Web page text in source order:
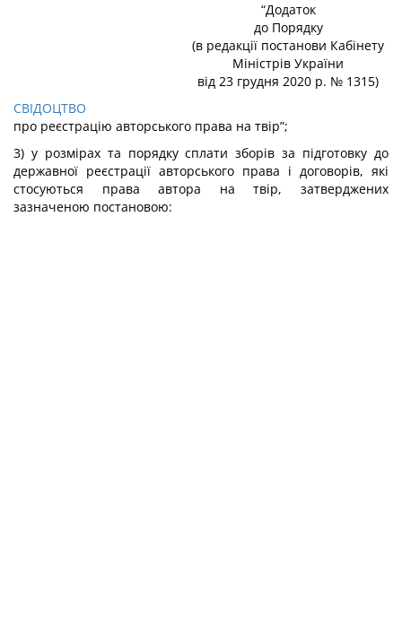
“Додаток
до Порядку
(в редакції постанови Кабінету
Міністрів України
від 23 грудня 2020 р. № 1315)
СВІДОЦТВО
про реєстрацію авторського права на твір”;
3) у розмірах та порядку сплати зборів за підготовку до
державної реєстрації авторського права і договорів, які
стосуються права автора на твір, затверджених
зазначеною постановою: